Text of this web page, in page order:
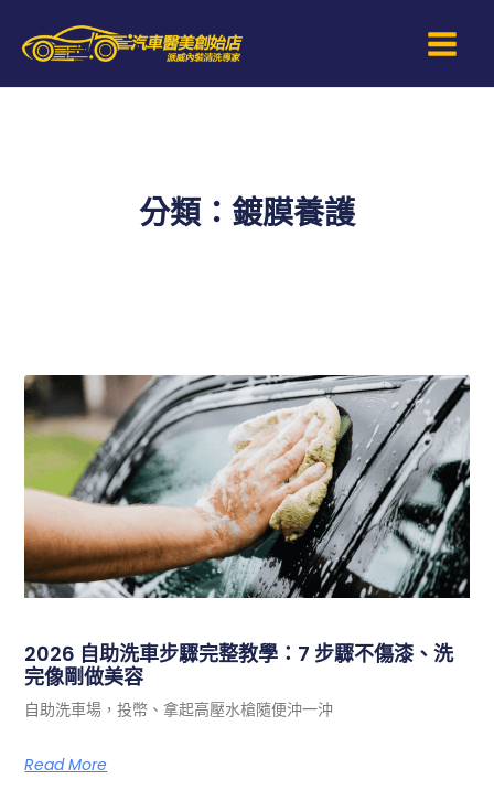
Main
分類：鍍膜養護
2026 自助洗車步驟完整教學：7 步驟不傷漆、洗
完像剛做美容
自助洗車場，投幣、拿起高壓水槍隨便沖一沖
Read More